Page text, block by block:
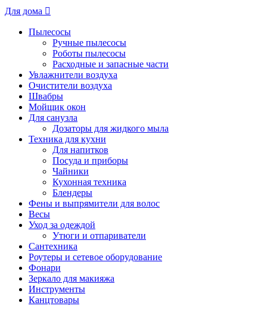
Для дома
Пылесосы
Ручные пылесосы
Роботы пылесосы
Расходные и запасные части
Увлажнители воздуха
Очистители воздуха
Швабры
Мойщик окон
Для санузла
Дозаторы для жидкого мыла
Техника для кухни
Для напитков
Посуда и приборы
Чайники
Кухонная техника
Блендеры
Фены и выпрямители для волос
Весы
Уход за одеждой
Утюги и отпариватели
Сантехника
Роутеры и сетевое оборудование
Фонари
Зеркало для макияжа
Инструменты
Канцтовары